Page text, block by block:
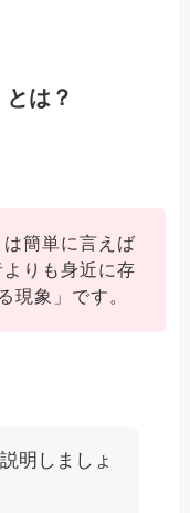
とは？
は簡単に言えば
よりも身近に存
現象」です。
明しましょ